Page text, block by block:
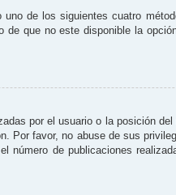
de los siguientes cuatro
que no este disponible la
por el usuario o la posición
Por favor, no abuse de sus
de publicaciones